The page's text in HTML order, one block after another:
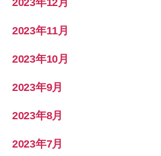
2023年12月
2023年11月
2023年10月
2023年9月
2023年8月
2023年7月